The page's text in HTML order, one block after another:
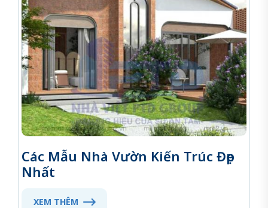
Các Mẫu Nhà Vườn Kiến Trúc Đẹp
Nhất
XEM THÊM